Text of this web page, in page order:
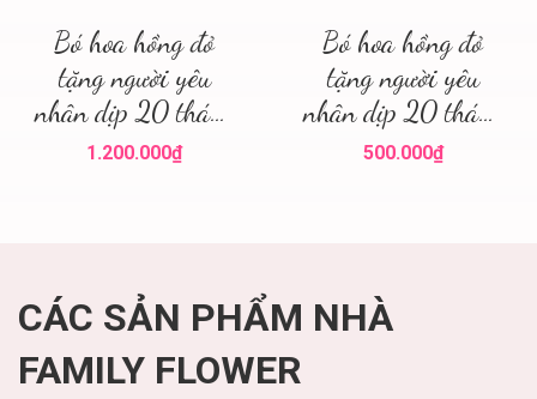
Bó hoa hồng đỏ
tặng người yêu
nhân dịp 20 tháng
10! Hoa hồng đỏ Hà
1.200.000₫
Bó hoa hồng đỏ
tặng người yêu
nhân dịp 20 tháng
500.000₫
CÁC SẢN PHẨM NHÀ
FAMILY FLOWER